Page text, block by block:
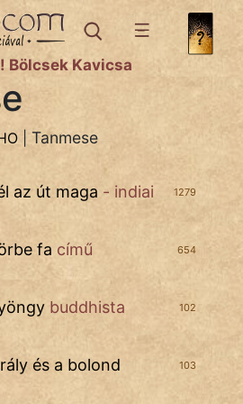
Bölcsek Kavicsa
Tanmese
1279
az út maga - indiai
654
fa című
102
buddhista
103
és a bolond